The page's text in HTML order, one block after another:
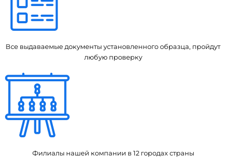
Все выдаваемые документы установленного образца, пройдут
любую проверку
Филиалы нашей компании в 12 городах страны